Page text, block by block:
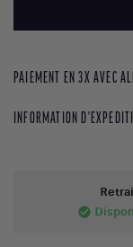
PAIEMENT EN 3X AVEC
INFORMATION
check_circle